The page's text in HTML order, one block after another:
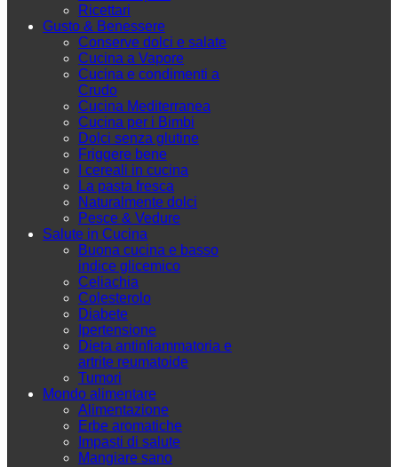
Ricettari
Gusto & Benessere
Conserve dolci e salate
Cucina a Vapore
Cucina e condimenti a
Crudo
Cucina Mediterranea
Cucina per i Bimbi
Dolci senza glutine
Friggere bene
I cereali in cucina
La pasta fresca
Naturalmente dolci
Pesce & Vedure
Salute in Cucina
Buona cucina e basso
indice glicemico
Celiachia
Colesterolo
Diabete
Ipertensione
Dieta antinfiammatoria e
artrite reumatoide
Tumori
Mondo alimentare
Alimentazione
Erbe aromatiche
Impasti di salute
Mangiare sano